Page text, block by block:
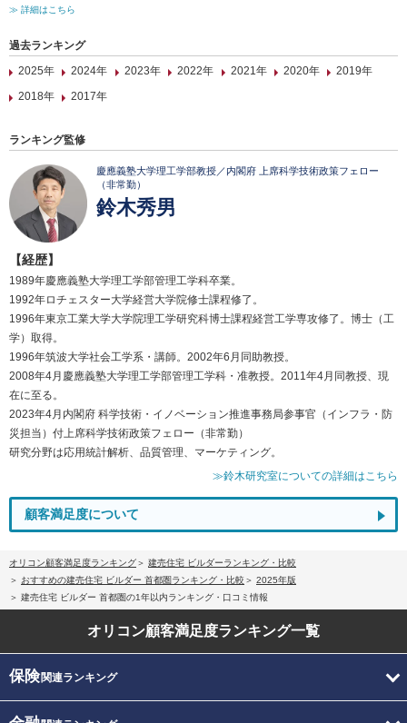
≫ 詳細はこちら
過去ランキング
2025年
2024年 2023年 2022年 2021年 2020年
2019年
2018年
2017年
ランキング監修
慶應義塾大学理工学部教授／内閣府 上席科学技術政策フェロー
（非常勤）
鈴木秀男
【経歴】
1989年慶應義塾大学理工学部管理工学科卒業。
1992年ロチェスター大学経営大学院修士課程修了。
1996年東京工業大学大学院理工学研究科博士課程経営工学専攻修了。博士（工
学）取得。
1996年筑波大学社会工学系・講師。2002年6月同助教授。
2008年4月慶應義塾大学理工学部管理工学科・准教授。2011年4月同教授、現
在に至る。
2023年4月内閣府 科学技術・イノベーション推進事務局参事官（インフラ・防
災担当）付上席科学技術政策フェロー（非常勤）
研究分野は応用統計解析、品質管理、マーケティング。
≫鈴木研究室についての詳細はこちら
顧客満足度について
オリコン顧客満足度ランキング
建売住宅 ビルダーランキング・比較
おすすめの建売住宅 ビルダー 首都圏ランキング・比較
2025年版
建売住宅 ビルダー 首都圏の1年以内ランキング・口コミ情報
オリコン顧客満足度ランキング一覧
保険関連ランキング